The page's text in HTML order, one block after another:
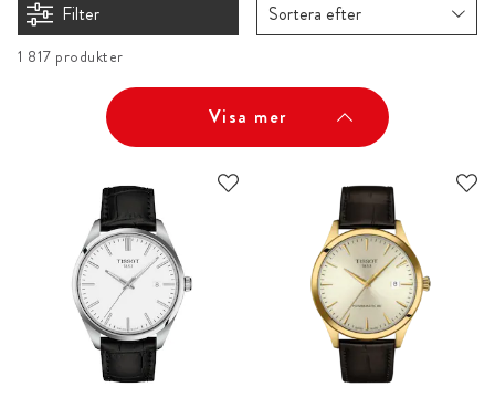
Filter Sortera efter
1 817 produkter
Visa mer